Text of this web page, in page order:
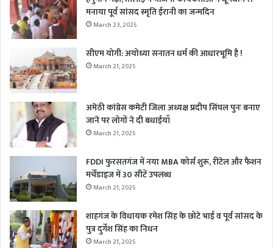
मनाया पूर्व सांसद स्मृति ईरानी का जन्मदिन
March 23, 2025
सीएम योगी: अयोध्या सनातन धर्म की आधारभूमि है !
March 21, 2025
अमेठी कांग्रेस कमेटी जिला अध्यक्ष प्रदीप सिंघल पुनः बनाए
जाने पर लोगों ने दी बधाईयाँ
March 21, 2025
FDDI फुरसतगंज में नया MBA कोर्स शुरू, रीटेल और फैशन
मर्चेंडाइज में 30 सीटें उपलब्ध
March 21, 2025
शाहगंज के विधायक रमेश सिंह के छोटे भाई व पूर्व सांसद के
पुत्र दुर्गेश सिंह का निधन
March 21, 2025